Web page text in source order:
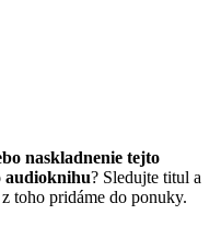
naskladnenie tejto
audioknihu? Sledujte titul a
toho pridáme do ponuky.